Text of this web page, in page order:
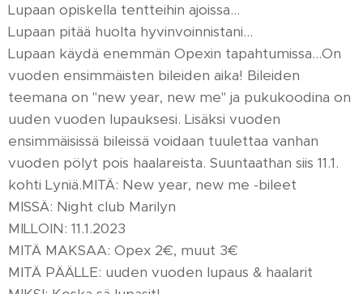
Lupaan opiskella tentteihin ajoissa...
Lupaan pitää huolta hyvinvoinnistani...
Lupaan käydä enemmän Opexin tapahtumissa...On
vuoden ensimmäisten bileiden aika! Bileiden
teemana on "new year, new me" ja pukukoodina on
uuden vuoden lupauksesi. Lisäksi vuoden
ensimmäisissä bileissä voidaan tuulettaa vanhan
vuoden pölyt pois haalareista. Suuntaathan siis 11.1.
kohti Lyniä.MITÄ: New year, new me -bileet
MISSÄ: Night club Marilyn
MILLOIN: 11.1.2023
MITÄ MAKSAA: Opex 2€, muut 3€
MITÄ PÄÄLLE: uuden vuoden lupaus & haalarit